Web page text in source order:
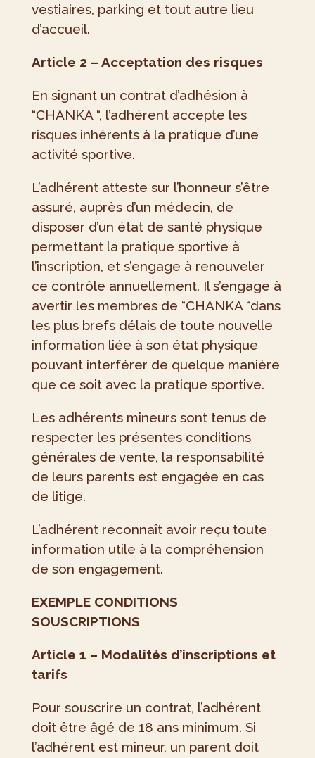
vestiaires, parking et tout autre lieu
d’accueil.
Article 2 – Acceptation des risques
En signant un contrat d’adhésion à
“CHANKA “, l’adhérent accepte les
risques inhérents à la pratique d’une
activité sportive.
L’adhérent atteste sur l’honneur s’être
assuré, auprès d’un médecin, de
disposer d’un état de santé physique
permettant la pratique sportive à
l’inscription, et s’engage à renouveler
ce contrôle annuellement. Il s’engage à
avertir les membres de “CHANKA “dans
les plus brefs délais de toute nouvelle
information liée à son état physique
pouvant interférer de quelque manière
que ce soit avec la pratique sportive.
Les adhérents mineurs sont tenus de
respecter les présentes conditions
générales de vente, la responsabilité
de leurs parents est engagée en cas
de litige.
L’adhérent reconnaît avoir reçu toute
information utile à la compréhension
de son engagement.
EXEMPLE CONDITIONS
SOUSCRIPTIONS
Article 1 – Modalités d’inscriptions et
tarifs
Pour souscrire un contrat, l’adhérent
doit être âgé de 18 ans minimum. Si
l’adhérent est mineur, un parent doit